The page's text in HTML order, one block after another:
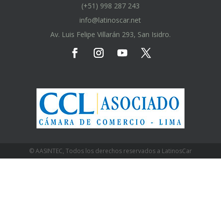
(+51) 998 287 243
info@latinoscar.net
Av. Luis Felipe Villarán 293, San Isidro.
© AASINTEC, Todos los derechos reservados a LatinosCar